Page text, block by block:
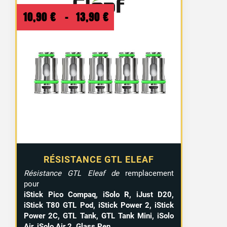
RÉSISTANCE GTL ELEAF
10,90 € – 13,90 € Plage
de
prix :
10,90 €
à
Résistance GTL Eleaf deremplacement
pour
iStick Pico Compaq, iSolo R, iJust D20,
iStick T80 GTL Pod, iStick Power 2, iStick
Power 2C, GTL Tank, GTL Tank Mini, iSolo